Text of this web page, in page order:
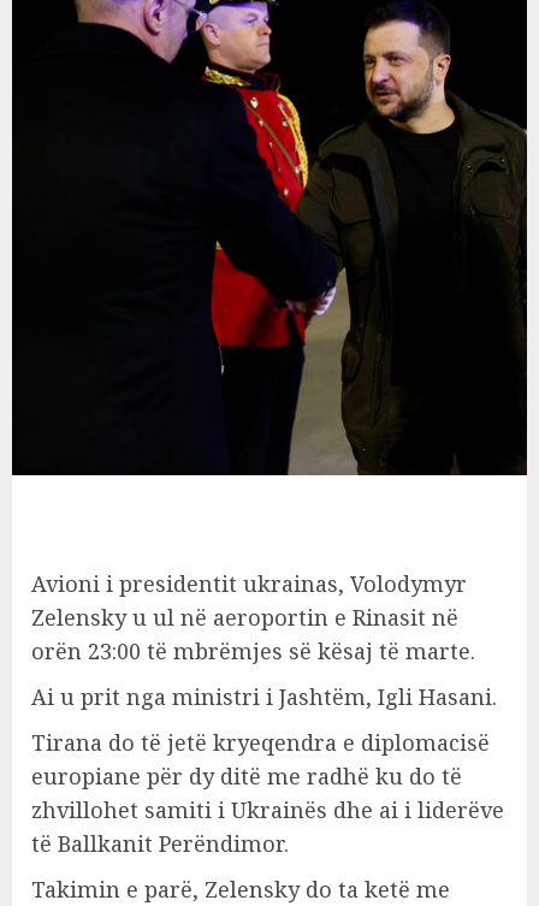
Avioni i presidentit ukrainas, Volodymyr
Zelensky u ul në aeroportin e Rinasit në
orën 23:00 të mbrëmjes së kësaj të marte.
Ai u prit nga ministri i Jashtëm, Igli Hasani.
Tirana do të jetë kryeqendra e diplomacisë
europiane për dy ditë me radhë ku do të
zhvillohet samiti i Ukrainës dhe ai i liderëve
të Ballkanit Perëndimor.
Takimin e parë, Zelensky do ta ketë me